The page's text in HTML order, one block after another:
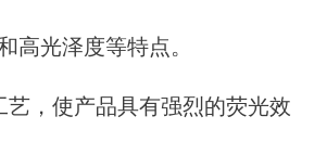
高光泽度等特点。
，使产品具有强烈的荧光效